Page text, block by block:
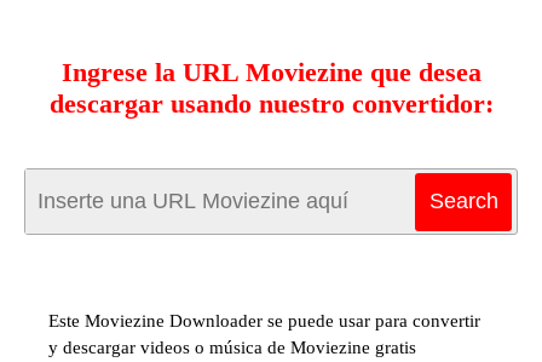
Ingrese la URL Moviezine que desea
descargar usando nuestro convertidor:
Este Moviezine Downloader se puede usar para convertir
y descargar videos o música de Moviezine gratis